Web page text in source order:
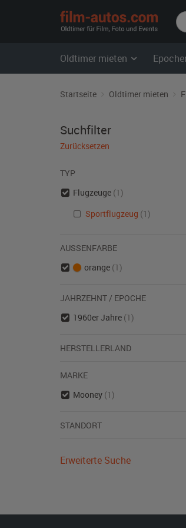
film-
Oldtimer mieten
Startseite Oldtimer mieten
Suchfilter
Zurücksetzen
TYP
Flugzeuge (1)
Sportflugzeug (1)
AUSSENFARBE
orange (1)
JAHRZEHNT / EPOCHE
1960er Jahre (1)
HERSTELLERLAND
MARKE
Mooney (1)
STANDORT
Erweiterte Suche